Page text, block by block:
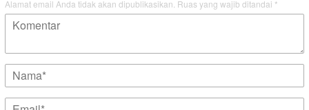
Alamat email Anda tidak akan dipublikasikan. Ruas yang wajib ditandai *